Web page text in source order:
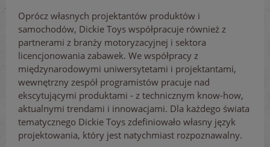
Oprócz własnych projektantów produktów i
samochodów, Dickie Toys współpracuje również z
partnerami z branży motoryzacyjnej i sektora
licencjonowania zabawek. We współpracy z
międzynarodowymi uniwersytetami i projektantami,
wewnętrzny zespół programistów pracuje nad
ekscytującymi produktami - z technicznym know-how,
aktualnymi trendami i innowacjami. Dla każdego świata
tematycznego Dickie Toys zdefiniowało własny język
projektowania, który jest natychmiast rozpoznawalny.